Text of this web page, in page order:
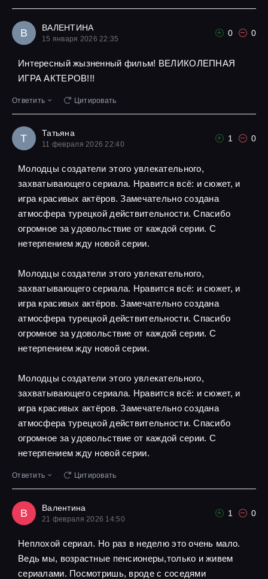
В ВАЛЕНТИНА
15 января 2026 22:35
0 0
Интересный жызненный фильм! ВЕЛИКОЛЕПНАЯ
ИГРА АКТЕРОВ!!!
Ответить Цитировать
Т Татьяна
11 февраля 2026 22:40
1 0
Молодцы создатели этого увлекательного,
захватывающего сериала. Нравится всё: и сюжет, и
игра красивых актёров. Замечательно создана
атмосфера турецкой действительности. Спасибо
огромное за удовольствие от каждой серии. С
нетерпением жду новой серии.
Молодцы создатели этого увлекательного,
захватывающего сериала. Нравится всё: и сюжет, и
игра красивых актёров. Замечательно создана
атмосфера турецкой действительности. Спасибо
огромное за удовольствие от каждой серии. С
нетерпением жду новой серии.
Молодцы создатели этого увлекательного,
захватывающего сериала. Нравится всё: и сюжет, и
игра красивых актёров. Замечательно создана
атмосфера турецкой действительности. Спасибо
огромное за удовольствие от каждой серии. С
нетерпением жду новой серии.
Ответить Цитировать
В Валентина
21 февраля 2026 14:50
1 0
Неплохой сериал. Но раз в неделю это очень мало.
Ведь мы, возрастные пенсионеры,только и живем
сериалами. Посмотришь, вроде с соседями